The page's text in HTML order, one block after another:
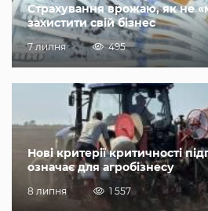
Страхування врожаю, як не
захистити свій бізнес
7 липня 495
Нові критерії критичності
означає для агробізнесу
8 липня 1 557